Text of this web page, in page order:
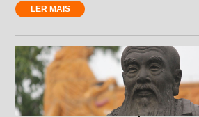
LER MAIS